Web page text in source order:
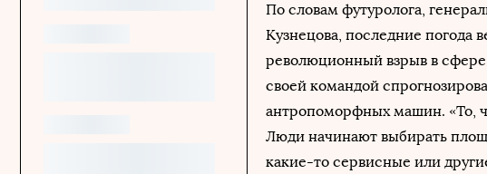
По словам футуролога,
Кузнецова, последние погода
революционный взрыв в
своей командой
антропоморфных машин. «То,
Люди начинают выбирать
какие-то сервисные или